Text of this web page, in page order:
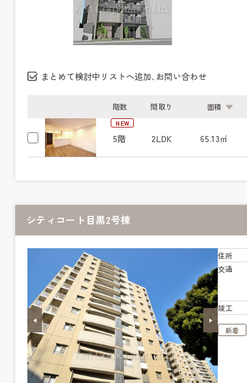
まとめて検討中リストへ追加､お問い合わせ
階数 間取り 面積
NEW
5階 2LDK 65.13㎡
シティコート目黒2号棟
住所
交通
竣工
新着